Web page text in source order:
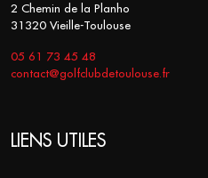
2 Chemin de la Planho
31320 Vieille-Toulouse
05 61 73 45 48
contact@golfclubdetoulouse.fr
LIENS UTILES